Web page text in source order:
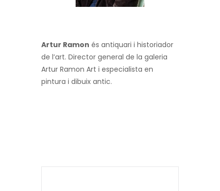
Artur Ramon és antiquari i historiador
de l’art. Director general de la galeria
Artur Ramon Art i especialista en
pintura i dibuix antic.